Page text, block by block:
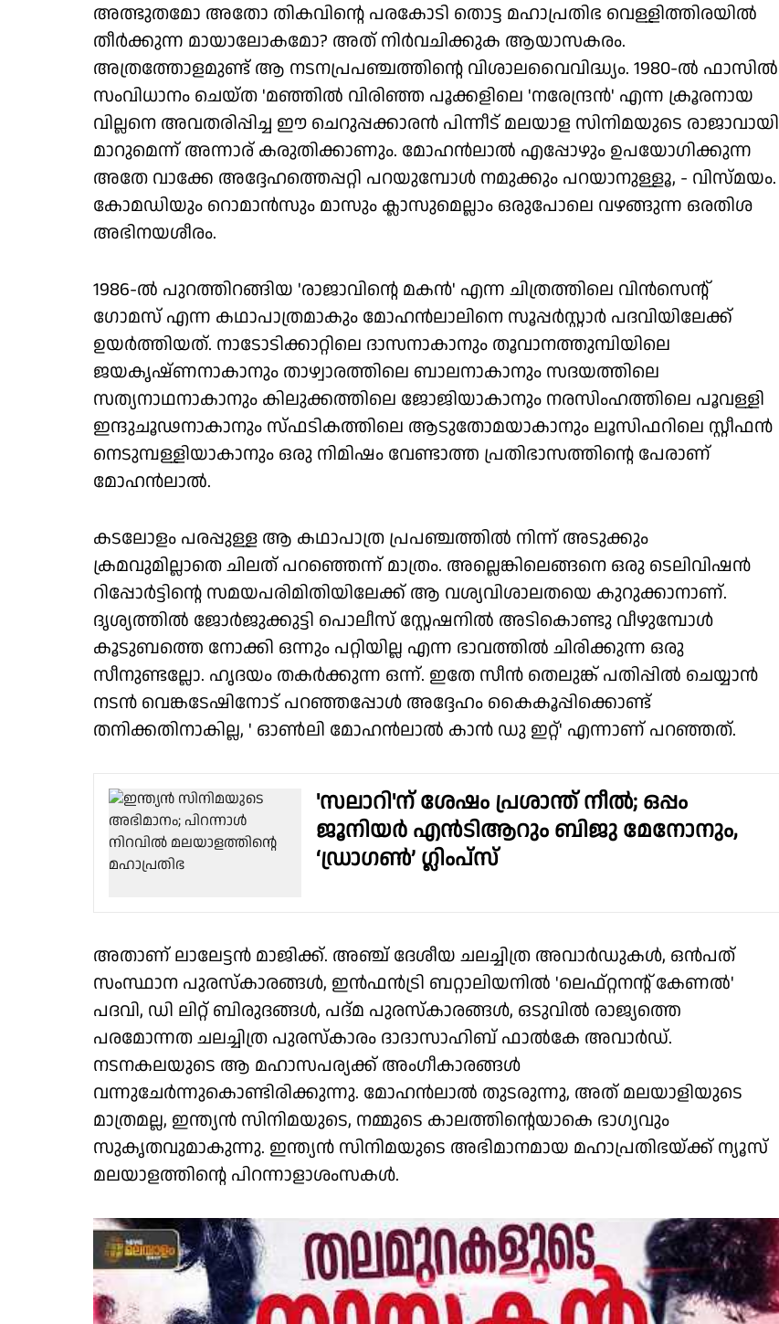
അത്ഭുതമോ അതോ തികവിൻ്റെ പരകോടി തൊട്ട മഹാപ്രതിഭ വെള്ളിത്തിരയിൽ
തീർക്കുന്ന മായാലോകമോ? അത് നിർവചിക്കുക ആയാസകരം.
അത്രത്തോളമുണ്ട് ആ നടനപ്രപഞ്ചത്തിൻ്റെ വിശാലവൈവിദ്ധ്യം. 1980-ൽ ഫാസിൽ
സംവിധാനം ചെയ്ത 'മഞ്ഞിൽ വിരിഞ്ഞ പൂക്കളിലെ 'നരേന്ദ്രൻ' എന്ന ക്രൂരനായ
വില്ലനെ അവതരിപ്പിച്ച ഈ ചെറുപ്പക്കാരൻ പിന്നീട് മലയാള സിനിമയുടെ രാജാവായി
മാറുമെന്ന് അന്നാര് കരുതിക്കാണും. മോഹൻലാൽ എപ്പോഴും ഉപയോഗിക്കുന്ന
അതേ വാക്കേ അദ്ദേഹത്തെപ്പറ്റി പറയുമ്പോൾ നമുക്കും പറയാനുള്ളൂ, - വിസ്മയം.
കോമഡിയും റൊമാൻസും മാസും ക്ലാസുമെല്ലാം ഒരുപോലെ വഴങ്ങുന്ന ഒരതിശ
അഭിനയശീരം.
1986-ൽ പുറത്തിറങ്ങിയ 'രാജാവിൻ്റെ മകൻ' എന്ന ചിത്രത്തിലെ വിൻസെന്റ്
ഗോമസ് എന്ന കഥാപാത്രമാകും മോഹൻലാലിനെ സൂപ്പർസ്റ്റാർ പദവിയിലേക്ക്
ഉയർത്തിയത്. നാടോടിക്കാറ്റിലെ ദാസനാകാനും തൂവാനത്തുമ്പിയിലെ
ജയകൃഷ്ണനാകാനും താഴ്വാരത്തിലെ ബാലനാകാനും സദയത്തിലെ
സത്യനാഥനാകാനും കിലുക്കത്തിലെ ജോജിയാകാനും നരസിംഹത്തിലെ പൂവള്ളി
ഇന്ദുചൂഢനാകാനും സ്ഫടികത്തിലെ ആടുതോമയാകാനും ലൂസിഫറിലെ സ്റ്റീഫൻ
നെടുമ്പള്ളിയാകാനും ഒരു നിമിഷം വേണ്ടാത്ത പ്രതിഭാസത്തിൻ്റെ പേരാണ്
മോഹൻലാൽ.
കടലോളം പരപ്പുള്ള ആ കഥാപാത്ര പ്രപഞ്ചത്തിൽ നിന്ന് അടുക്കും
ക്രമവുമില്ലാതെ ചിലത് പറഞ്ഞെന്ന് മാത്രം. അല്ലെങ്കിലെങ്ങനെ ഒരു ടെലിവിഷൻ
റിപ്പോർട്ടിൻ്റെ സമയപരിമിതിയിലേക്ക് ആ വശ്യവിശാലതയെ കുറുക്കാനാണ്.
ദൃശ്യത്തിൽ ജോർജുക്കുട്ടി പൊലീസ് സ്റ്റേഷനിൽ അടികൊണ്ടു വീഴുമ്പോൾ
കൂടുബത്തെ നോക്കി ഒന്നും പറ്റിയില്ല എന്ന ഭാവത്തിൽ ചിരിക്കുന്ന ഒരു
സീനുണ്ടല്ലോ. ഹൃദയം തകർക്കുന്ന ഒന്ന്. ഇതേ സീൻ തെലുങ്ക് പതിപ്പിൽ ചെയ്യാൻ
നടൻ വെങ്കടേഷിനോട് പറഞ്ഞപ്പോൾ അദ്ദേഹം കൈകൂപ്പിക്കൊണ്ട്
തനിക്കതിനാകില്ല, ' ഓൺലി മോഹൻലാൽ കാൻ ഡു ഇറ്റ്' എന്നാണ് പറഞ്ഞത്.
'സലാറി'ന് ശേഷം പ്രശാന്ത് നീൽ; ഒപ്പം
ജൂനിയർ എൻടിആറും ബിജു മേനോനും,
‘ഡ്രാഗൺ’ ഗ്ലിംപ്‌സ്
അതാണ് ലാലേട്ടൻ മാജിക്ക്. അഞ്ച് ദേശീയ ചലച്ചിത്ര അവാർഡുകൾ, ഒൻപത്
സംസ്ഥാന പുരസ്കാരങ്ങൾ, ഇൻഫൻട്രി ബറ്റാലിയനിൽ 'ലെഫ്റ്റനൻ്റ് കേണൽ'
പദവി, ഡി ലിറ്റ് ബിരുദങ്ങൾ, പദ്മ പുരസ്കാരങ്ങൾ, ഒടുവിൽ രാജ്യത്തെ
പരമോന്നത ചലച്ചിത്ര പുരസ്കാരം ദാദാസാഹിബ് ഫാൽകേ അവാർഡ്.
നടനകലയുടെ ആ മഹാസപര്യക്ക് അംഗീകാരങ്ങൾ
വന്നുചേർന്നുകൊണ്ടിരിക്കുന്നു. മോഹൻലാൽ തുടരുന്നു, അത് മലയാളിയുടെ
മാത്രമല്ല, ഇന്ത്യൻ സിനിമയുടെ, നമ്മുടെ കാലത്തിൻ്റെയാകെ ഭാഗ്യവും
സുകൃതവുമാകുന്നു. ഇന്ത്യൻ സിനിമയുടെ അഭിമാനമായ മഹാപ്രതിഭയ്ക്ക് ന്യൂസ്
മലയാളത്തിൻ്റെ പിറന്നാളാശംസകൾ.